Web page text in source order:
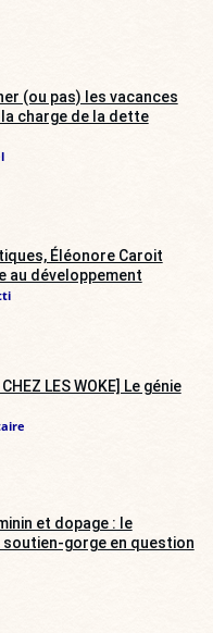
(ou pas) les vacances
charge de la dette
Éléonore Caroit
au développement
LES WOKE] Le génie
et dopage : le
gorge en question